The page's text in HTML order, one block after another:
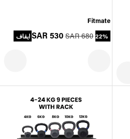
Fitmate
SAR 530 SAR 680 22% ايقاف